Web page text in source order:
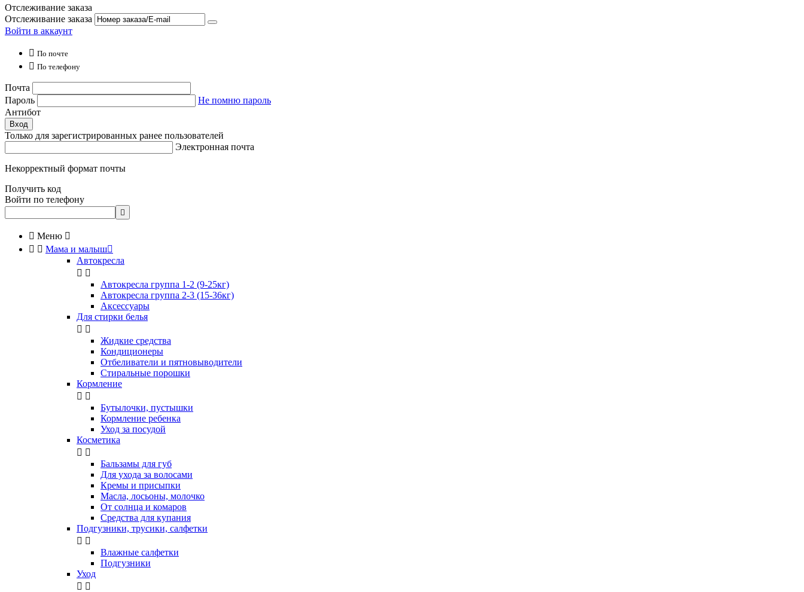
Отслеживание заказа
Отслеживание заказа
Войти в аккаунт
 По почте
 По телефону
Почта
Пароль
Не помню пароль
Антибот
Вход
Только для зарегистрированных ранее пользователей
Электронная почта
Некорректный формат почты
Получить код
Войти по телефону

 Меню 
  Мама и малыш
Автокресла
 
Автокресла группа 1-2 (9-25кг)
Автокресла группа 2-3 (15-36кг)
Аксессуары
Для стирки белья
 
Жидкие средства
Кондиционеры
Отбеливатели и пятновыводители
Стиральные порошки
Кормление
 
Бутылочки, пустышки
Кормление ребенка
Уход за посудой
Косметика
 
Бальзамы для губ
Для ухода за волосами
Кремы и присыпки
Масла, лосьоны, молочко
От солнца и комаров
Средства для купания
Подгузники, трусики, салфетки
 
Влажные салфетки
Подгузники
Уход
 